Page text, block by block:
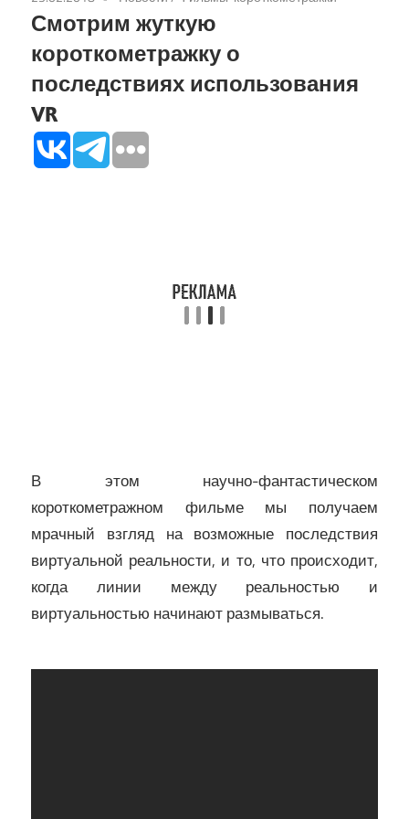
Смотрим жуткую
короткометражку о
последствиях использования
VR
В этом научно-фантастическом
короткометражном фильме мы получаем
мрачный взгляд на возможные последствия
виртуальной реальности, и то, что происходит,
когда линии между реальностью и
виртуальностью начинают размываться.